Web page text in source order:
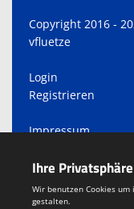
Copyright 2016 -
vfluetze
Login
Registrieren
Impressum
Teamsports 2
Dein Sportverein